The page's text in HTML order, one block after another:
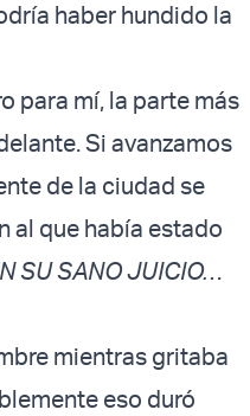
haber hundido la
para mí, la parte más
Si avanzamos
de la ciudad se
al que había estado
SU SANO JUICIO…
mientras gritaba
eso duró